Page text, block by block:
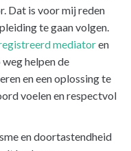
Dat is voor mij reden
te gaan volgen.
mediatoren
helpen de
en een oplossing te
voelen en respectvol
en doortastendheid